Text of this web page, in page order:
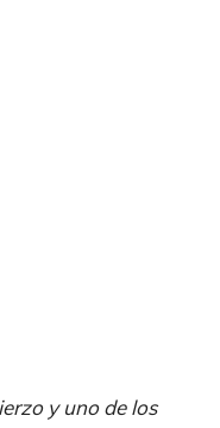
y uno de los